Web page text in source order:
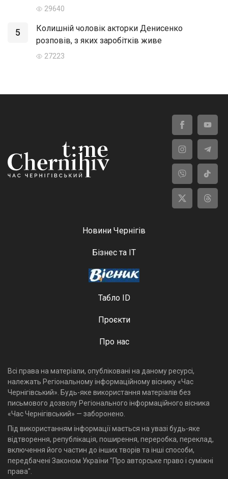
29640
5
Колишній чоловік акторки Денисенко
розповів, з яких заробітків живе
27223
Новини Чернігів
Бізнес та ІТ
Табло ID
Проєкти
Про нас
Всі права на матеріали, опубліковані на даному ресурсі,
належать Регіональному інформаційному віснику «Час
Чернігівський». Будь-яке використання матеріалів без
письмового дозволу Регіонального інформаційного вісника
«Час Чернігівський» — заборонено.
Під використанням інформації мається на увазі будь-яке
відтворення, републікація, поширення, переробка, переклад,
включення його частин до інших творів та інші способи,
передбачені Законом України "Про авторське право і суміжні
права".